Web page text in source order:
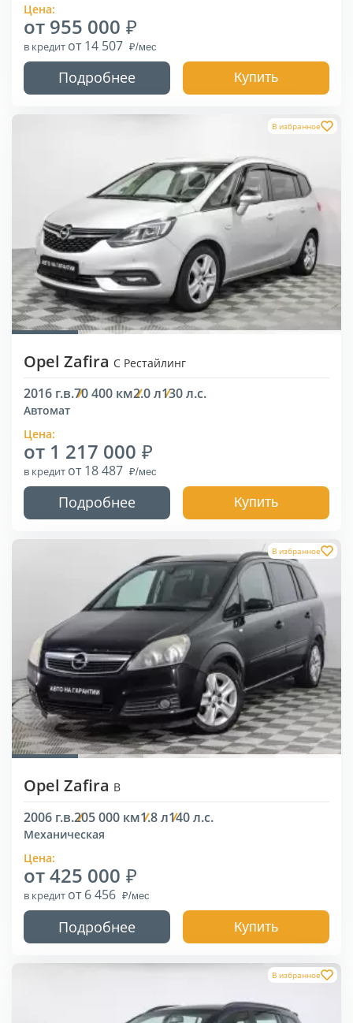
Цена:
от 955 000
в кредит от 14 507
Подробнее Купить
В избранное
Opel Zafira C Рестайлинг
2016 г.в.70 400 км2.0 л130 л.с.
Автомат
Цена:
от 1 217 000
в кредит от 18 487
Подробнее Купить
В избранное
Opel Zafira B
2006 г.в.205 000 км1.8 л140 л.с.
Механическая
Цена:
от 425 000
в кредит от 6 456
Подробнее Купить
В избранное